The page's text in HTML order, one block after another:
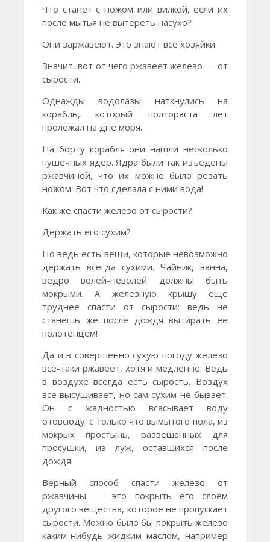
Что станет с ножом или вилкой, если их
после мытья не вытереть насухо?
Они заржавеют. Это знают все хозяйки.
Значит, вот от чего ржавеет железо — от
сырости.
Однажды водолазы наткнулись на
корабль, который полтораста лет
пролежал на дне моря.
На борту корабля они нашли несколько
пушечных ядер. Ядра были так изъедены
ржавчиной, что их можно было резать
ножом. Вот что сделала с ними вода!
Как же спасти железо от сырости?
Держать его сухим?
Но ведь есть вещи, которые невозможно
держать всегда сухими. Чайник, ванна,
ведро волей-неволей должны быть
мокрыми. А железную крышу еще
труднее спасти от сырости: ведь не
станешь же после дождя вытирать ее
полотенцем!
Да и в совершенно сухую погоду железо
все-таки ржавеет, хотя и медленно. Ведь
в воздухе всегда есть сырость. Воздух
все высушивает, но сам сухим не бывает.
Он с жадностью всасывает воду
отовсюду: с только что вымытого пола, из
мокрых простынь, развешанных для
просушки, из луж, оставшихся после
дождя.
Верный способ спасти железо от
ржавчины — это покрыть его слоем
другого вещества, которое не пропускает
сырости. Можно было бы покрыть железо
каким-нибудь жидким маслом, например